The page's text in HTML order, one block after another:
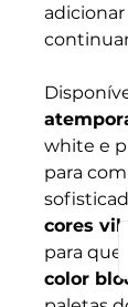
white e
para
cores
para
color